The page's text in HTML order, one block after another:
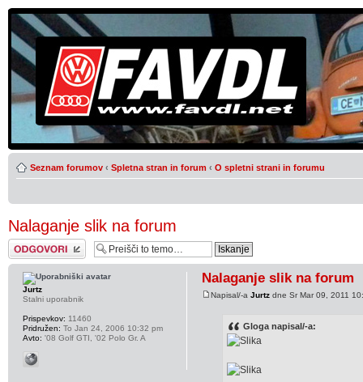
Seznam forumov ‹ Spletna stran in forum ‹ O spletni strani in forumu
Nalaganje slik na forum
Napiši odgovor
Nalaganje slik na forum
Napisal/-aJurtz dne Sr Mar 09, 2011
Gloga napisal/-a:
Jurtz
Stalni uporabnik
Prispevkov: 11460
Pridružen: To Jan 24, 2006 10:32 pm
Avto: '08 Golf GTI, '02 Polo Gr. A